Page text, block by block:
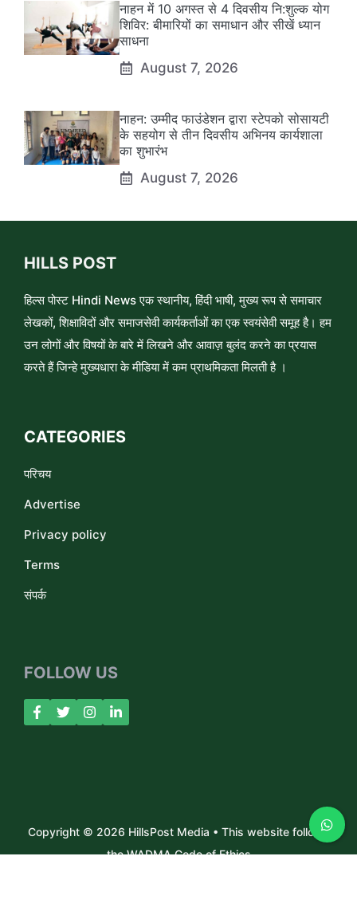
नाहन में 10 अगस्त से 4 दिवसीय नि:शुल्क योग
शिविर: बीमारियों का समाधान और सीखें ध्यान
साधना
August 7, 2026
नाहन: उम्मीद फाउंडेशन द्वारा स्टेपको सोसायटी
के सहयोग से तीन दिवसीय अभिनय कार्यशाला
का शुभारंभ
August 7, 2026
HILLS POST
हिल्स पोस्ट Hindi News एक स्थानीय, हिंदी भाषी, मुख्य रूप से समाचार
लेखकों, शिक्षाविदों और समाजसेवी कार्यकर्ताओं का एक स्वयंसेवी समूह है। हम
उन लोगों और विषयों के बारे में लिखने और आवाज़ बुलंद करने का प्रयास
करते हैं जिन्हे मुख्यधारा के मीडिया में कम प्राथमिकता मिलती है ।
CATEGORIES
परिचय
Advertise
Privacy policy
Terms
संपर्क
FOLLOW US
Copyright © 2026 HillsPost Media • This website follows
the WADMA Code of Ethics